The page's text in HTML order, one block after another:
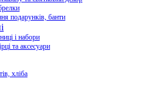
подарунків, банти
і набори
та аксесуари
хліба